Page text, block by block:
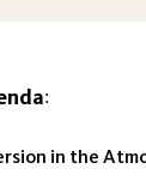
:
in the